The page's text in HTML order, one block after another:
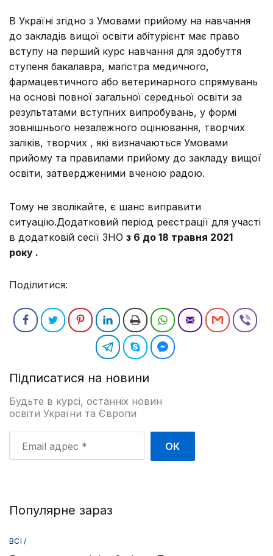
В Україні згідно з Умовами прийому на навчання
до закладів вищої освіти абітурієнт має право
вступу на перший курс навчання для здобуття
ступеня бакалавра, магістра медичного,
фармацевтичного або ветеринарного спрямувань
на основі повної загальної середньої освіти за
результатами вступних випробувань, у формі
зовнішнього незалежного оцінювання, творчих
заліків, творчих , які визначаються Умовами
прийому та правилами прийому до закладу вищої
освіти, затвердженими вченою радою.
Тому не зволікайте, є шанс виправити
ситуацію.Додатковий період реєстрації для участі
в додатковій сесії ЗНО з 6 до 18 травня 2021
року .
Поділитися:
Підписатися на новини
Будьте в курсі, останніх новин
освіти України та Європи
адрес
Популярне зараз
ВСІ /